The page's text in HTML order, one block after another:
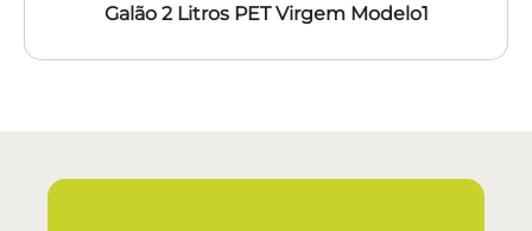
Galão 2 Litros PET Virgem Modelo1